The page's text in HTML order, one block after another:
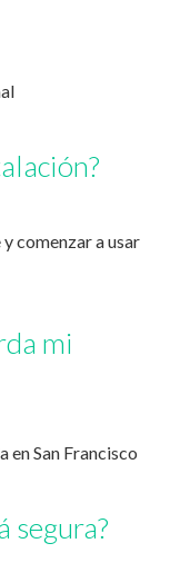
comenzar a usar
mi
en San Francisco
segura?